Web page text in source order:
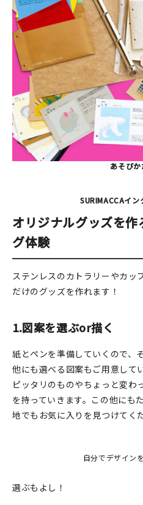
お買い物ガイド
よくある質問
お問い合わせ
あそびか
SURIMACCAイ
オリジナルグッズを
グ体験
ステンレスのカトラリーやカッ
だけのグッズを作れます！
1.図案を選ぶor描く
紙とペンを準備していくので、
他にも選べる図案もご用意して
ピッタリのものやちょっと変わ
を持っていきます。この他にも
地でもお気に入りを見つけてく
自分でデザイン
選ぶもよし！